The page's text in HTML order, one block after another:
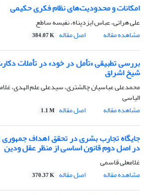
امکانات و محدودیت‌های نظام فکری حکیمی
علی هراتی، عباس ایزدپناه، نفیسه ساطع
مشاهده مقاله
اصل مقاله 384.07 K
بررسی تطبیقی «تأمل در خود» در تأملات
شیخ اشراق
محمدعلی عباسیان چالشتری، سیدعلی علم الهدی،
الیاسی
مشاهده مقاله
اصل مقاله 1.1 M
جایگاه تجارب بشری در تحقق اهداف جمهوری
در اصل دوم قانون اساسی از منظر عقل ودین
غلامعلی قاسمی
مشاهده مقاله
اصل مقاله 370.37 K